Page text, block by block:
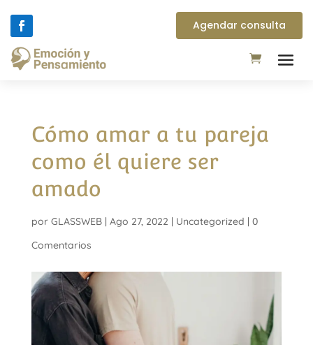
Agendar consulta
Cómo amar a tu pareja
como él quiere ser
amado
por GLASSWEB| Ago 27, 2022 | Uncategorized | 0
Comentarios